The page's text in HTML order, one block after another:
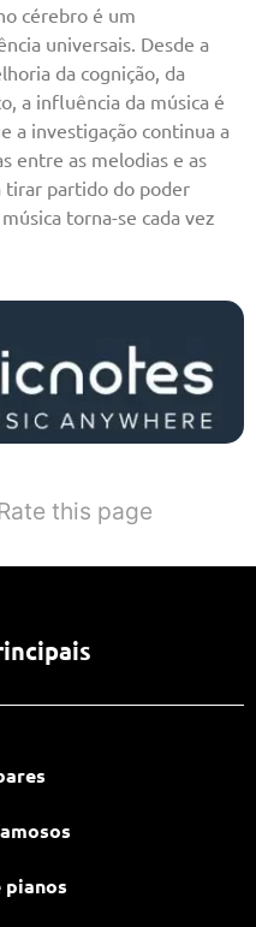
cérebro é um
universais. Desde a
da cognição, da
a influência da música é
a investigação continua a
entre as melodias e as
tirar partido do poder
torna-se cada vez
this page
pianos